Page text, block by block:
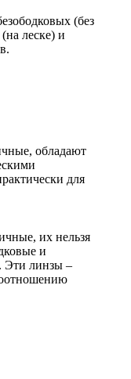
(без
леске) и
обладают
для
их нельзя
и
Эти линзы –